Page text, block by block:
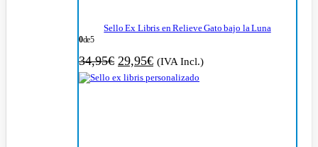
Sello Ex Libris en Relieve Gato bajo la Luna
0de 5
34,95€ El
precio
29,95€El
precio
(IVA Incl.)